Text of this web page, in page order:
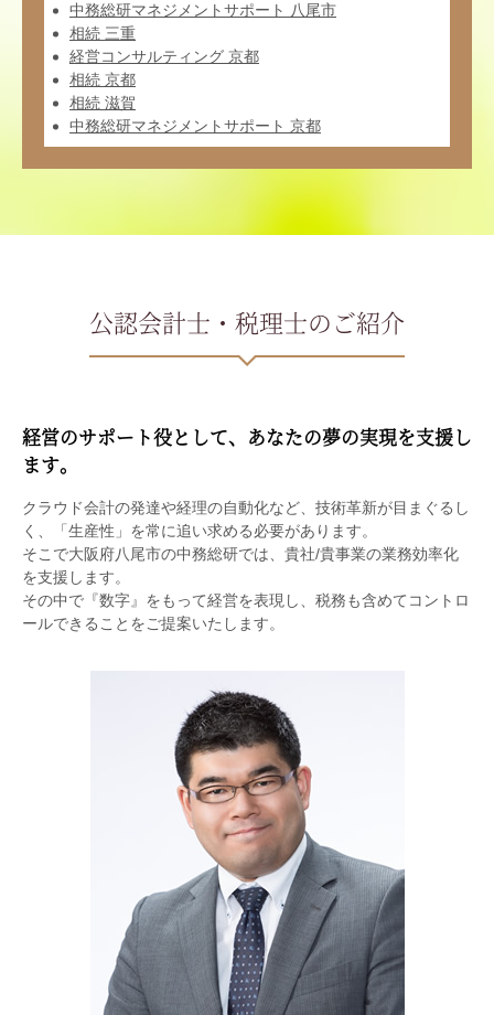
中務総研マネジメントサポート 八尾市
相続 三重
経営コンサルティング 京都
相続 京都
相続 滋賀
中務総研マネジメントサポート 京都
公認会計士・税理士のご紹介
経営のサポート役として、あなたの夢の実現を支援し
ます。
クラウド会計の発達や経理の自動化など、技術革新が目まぐるし
く、「生産性」を常に追い求める必要があります。
そこで大阪府八尾市の中務総研では、貴社/貴事業の業務効率化
を支援します。
その中で『数字』をもって経営を表現し、税務も含めてコントロ
ールできることをご提案いたします。